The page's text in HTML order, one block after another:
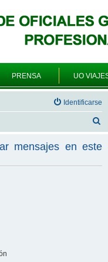
PRENSA UO
Identificarse
c
mensajes en este